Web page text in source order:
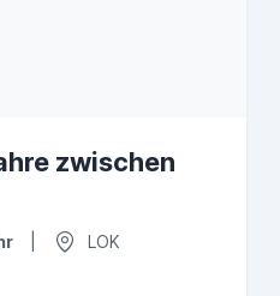
zwischen
LOK